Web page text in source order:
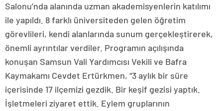
Salonu’nda alanında uzman akademisyenlerin katılımı
ile yapıldı. 8 farklı üniversiteden gelen öğretim
görevlileri, kendi alanlarında sunum gerçekleştirerek,
önemli ayrıntılar verdiler. Programın açılışında
konuşan Samsun Vali Yardımcısı Vekili ve Bafra
Kaymakamı Cevdet Ertürkmen, “3 aylık bir süre
içerisinde 17 ilçemizi gezdik. Bir keşif gezisi yaptık.
İşletmeleri ziyaret ettik. Eylem gruplarının